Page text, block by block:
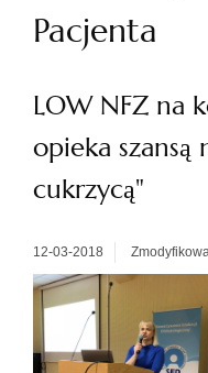
Pacjenta
LOW NFZ na
opieka szansą
cukrzycą"
12-03-2018